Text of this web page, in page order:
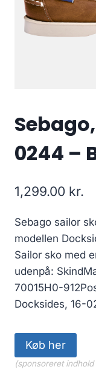
0244 –
1,299.00 kr.
Sebago sailor
modellen
Sailor sko med
udenpå:
70015H0-
Docksides, 16-
Køb her
(sponsoreret